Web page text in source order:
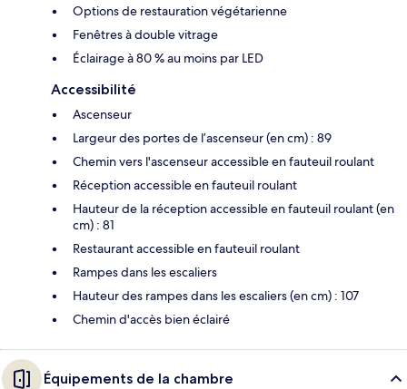
Options de restauration végétarienne
Fenêtres à double vitrage
Éclairage à 80 % au moins par LED
Accessibilité
Ascenseur
Largeur des portes de l’ascenseur (en cm) : 89
Chemin vers l'ascenseur accessible en fauteuil roulant
Réception accessible en fauteuil roulant
Hauteur de la réception accessible en fauteuil roulant (en
cm) : 81
Restaurant accessible en fauteuil roulant
Rampes dans les escaliers
Hauteur des rampes dans les escaliers (en cm) : 107
Chemin d'accès bien éclairé
Équipements de la chambre